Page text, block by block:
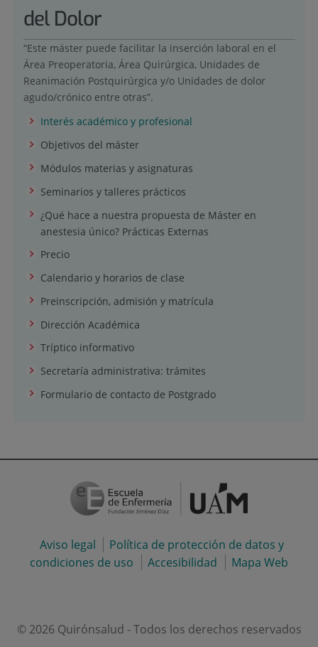
del Dolor
“Este máster puede facilitar la inserción laboral en el
Área Preoperatoria, Área Quirúrgica, Unidades de
Reanimación Postquirúrgica y/o Unidades de dolor
agudo/crónico entre otras”.
Interés académico y profesional
Objetivos del máster
Módulos materias y asignaturas
Seminarios y talleres prácticos
¿Qué hace a nuestra propuesta de Máster en
anestesia único? Prácticas Externas
Precio
Calendario y horarios de clase
Preinscripción, admisión y matrícula
Dirección Académica
Tríptico informativo
Secretaría administrativa: trámites
Formulario de contacto de Postgrado
Aviso legal
Política de protección de datos y
condiciones de uso
Accesibilidad Mapa Web
© 2026 Quirónsalud - Todos los derechos reservados